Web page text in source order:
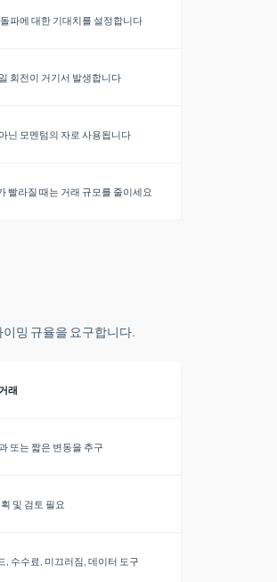
파에 대한 기대치를 설정합니다
회전이 거기서 발생합니다
닌 모멘텀의 자로 사용됩니다
빨라질 때는 거래 규모를 줄이세요
밍 규율을 요구합니다.
래
또는 짧은 변동을 추구
및 검토 필요
, 수수료, 미끄러짐, 데이터 도구